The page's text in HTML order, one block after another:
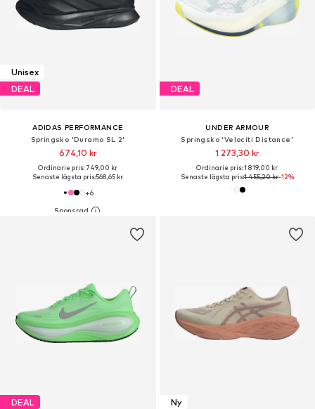
Unisex
DEAL
ADIDAS PERFORMANCE
Springsko 'Duramo SL 2'
674,10 kr
Ordinarie pris: 749,00 kr
Senaste lägsta pris:568,65 kr
+6
DEAL
UNDER ARMOUR
Springsko 'Velociti Distance'
1 273,30 kr
Ordinarie pris: 1 819,00 kr
Senaste lägsta pris:1 455,20 kr-12%
DEAL Ny